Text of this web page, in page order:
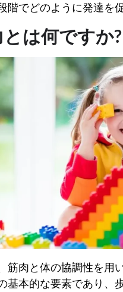
階でどのように発達を
は何ですか?
筋肉と体の協調性を用
基本的な要素であり、